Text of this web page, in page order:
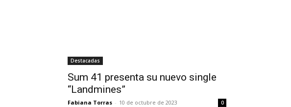
Destacadas
Sum 41 presenta su nuevo single
“Landmines”
Fabiana Torras - 10 de octubre de 2023 0